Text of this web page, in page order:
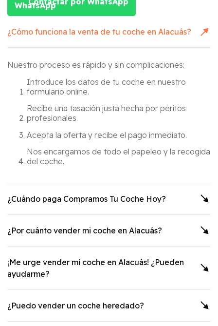
¿Cómo funciona la venta de tu coche en Alacuás?
Nuestro proceso es rápido y sin complicaciones:
Introduce los datos de tu coche en nuestro
formulario online.
Recibe una tasación justa hecha por peritos
profesionales.
Acepta la oferta y recibe el pago inmediato.
Nos encargamos de todo el papeleo y la recogida
del coche.
¿Cuándo paga Compramos Tu Coche Hoy?
¿Por cuánto vender mi coche en Alacuás?
¡Me urge vender mi coche en Alacuás! ¿Pueden
ayudarme?
¿Puedo vender un coche heredado?